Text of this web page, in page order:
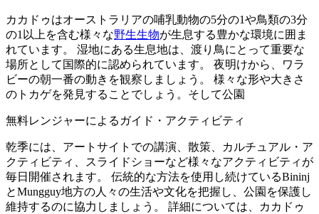
カカドゥはオーストラリアの哺乳動物の5分の1や鳥類の3分
の1以上を含む様々な野生生物が生息する豊かな環境に囲ま
れています。 湿地にある生息地は、渡り鳥にとって重要な
場所として国際的に認められています。 夜明けから、ワラ
ビーの朝一番の動きを観察しましょう。 様々な形や大きさ
のトカゲを発見することでしょう。そして公園
無料レンジャーによるガイド・アクティビティ
乾季には、アートサイトでの講演、散策、カルチュアル・ア
クティビティ、スライドショーなど様々なアクティビティが
毎日開催されます。 伝統的な方法を使用し続けているBininj
とMungguy地方の人々の生活や文化を把握し、公園を保護し
維持するのに協力しましょう。 詳細については、カカドゥ